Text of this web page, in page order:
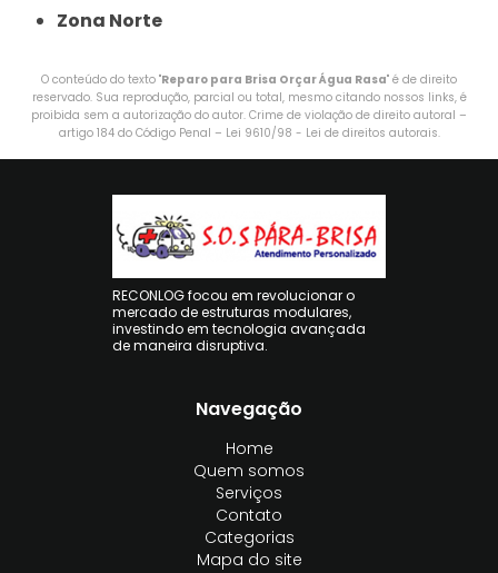
Zona Norte
O conteúdo do texto "Reparo para Brisa Orçar Água Rasa" é de direito
reservado. Sua reprodução, parcial ou total, mesmo citando nossos links, é
proibida sem a autorização do autor. Crime de violação de direito autoral –
artigo 184 do Código Penal – Lei 9610/98 - Lei de direitos autorais.
RECONLOG focou em revolucionar o
mercado de estruturas modulares,
investindo em tecnologia avançada
de maneira disruptiva.
Navegação
Home
Quem somos
Serviços
Contato
Categorias
Mapa do site